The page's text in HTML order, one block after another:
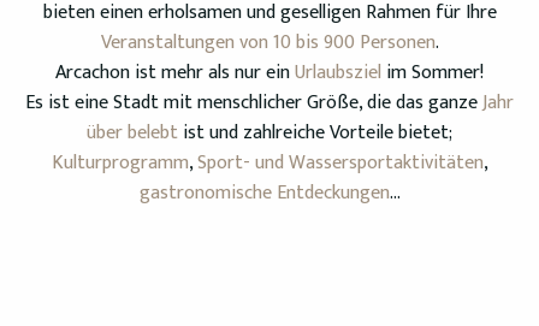
bieten einen erholsamen und geselligen Rahmen für Ihre
Veranstaltungen von 10 bis 900 Personen.
Arcachon ist mehr als nur einUrlaubsziel im Sommer!
Es ist eine Stadt mit menschlicher Größe, die das ganzeJahr
über belebtist und zahlreiche Vorteile bietet;
Kulturprogramm,Sport- und Wassersportaktivitäten,
gastronomische Entdeckungen…